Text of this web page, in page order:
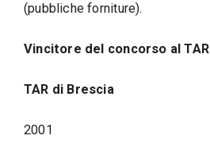
(pubbliche forniture).
Vincitore del concorso al TAR
TAR di Brescia
2001